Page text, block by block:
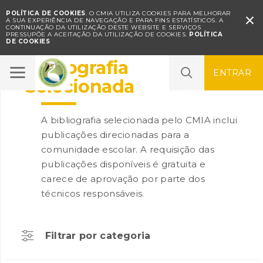
POLÍTICA DE COOKIES. O CMIA UTILIZA COOKIES PARA MELHORAR
A SUA EXPERIÊNCIA DE NAVEGAÇÃO E PARA FINS ESTATÍSTICOS. A
CONTINUAÇÃO DA UTILIZAÇÃO DESTE WEBSITE E SERVIÇOS
PRESSUPÕE A ACEITAÇÃO DA UTILIZAÇÃO DE COOKIES. POLÍTICA
DE COOKIES

ENTRAR
Bibliografia
Selecionada
A bibliografia selecionada pelo CMIA inclui
publicações direcionadas para a
comunidade escolar. A requisição das
publicações disponíveis é gratuita e
carece de aprovação por parte dos
técnicos responsáveis.
Filtrar por categoria